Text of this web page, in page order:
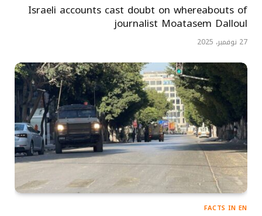
Israeli accounts cast doubt on whereabouts of
journalist Moatasem Dalloul
27 نوفمبر، 2025
FACTS IN EN